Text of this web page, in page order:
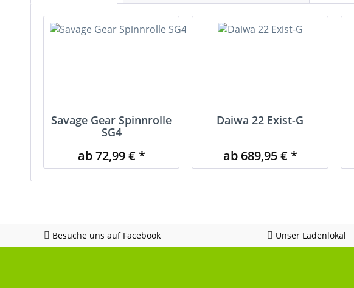
Savage Gear Spinnrolle
SG4
ab 72,99 € *
Daiwa 22 Exist-G
ab 689,95 € *
Besuche uns auf Facebook Unser Ladenlokal